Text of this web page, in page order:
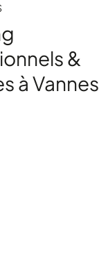
&
à Vannes